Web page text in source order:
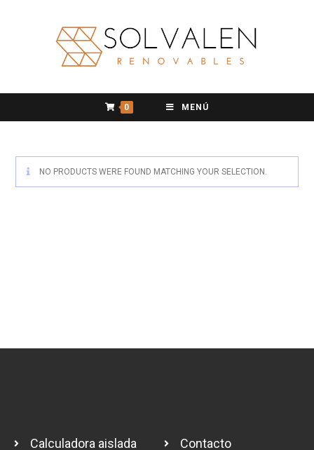
0 MENÚ
NO PRODUCTS WERE FOUND MATCHING YOUR SELECTION.
Calculadora aislada
Contacto